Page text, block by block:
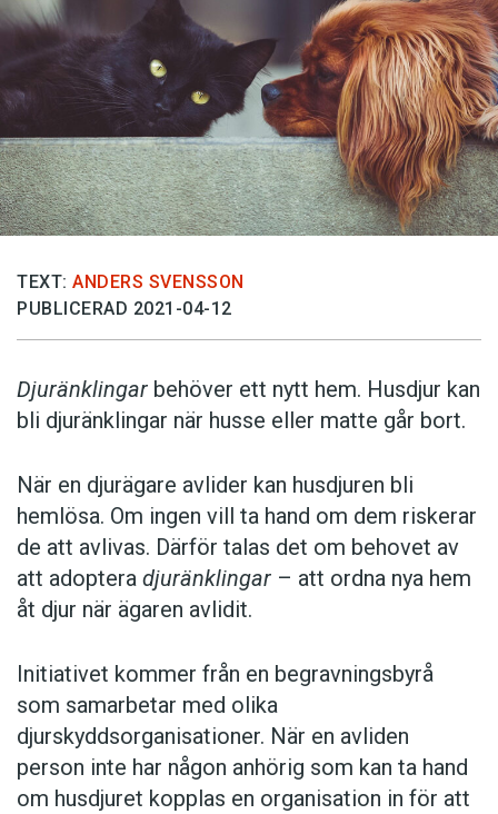
TEXT: ANDERS SVENSSON
PUBLICERAD 2021-04-12
Djuränklingar behöver ett nytt hem. Husdjur kan
bli djuränklingar när husse eller matte går bort.
När en djurägare avlider kan husdjuren bli
hemlösa. Om ingen vill ta hand om dem riskerar
de att avlivas. Därför talas det om behovet av
att adoptera djuränklingar – att ordna nya hem
åt djur när ägaren avlidit.
Initiativet kommer från en begravningsbyrå
som samarbetar med olika
djurskyddsorganisationer. När en avliden
person inte har någon anhörig som kan ta hand
om husdjuret kopplas en organisation in för att